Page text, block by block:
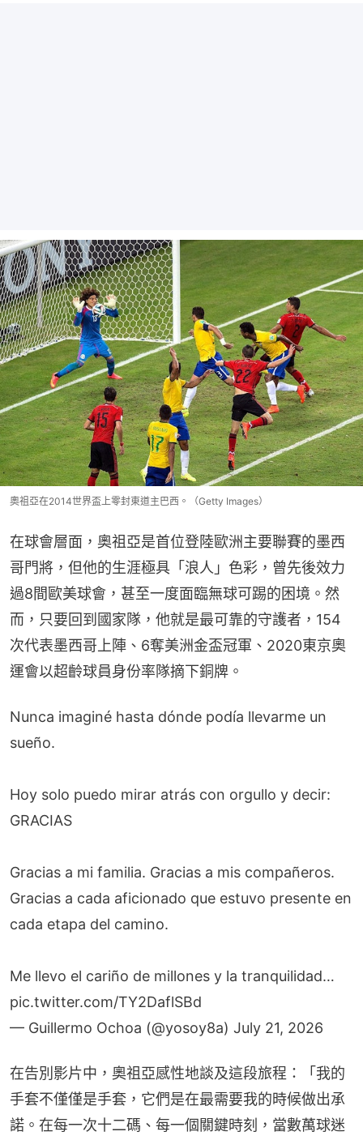
奧祖亞在2014世界盃上零封東道主巴西。（Getty Images）
在球會層面，奧祖亞是首位登陸歐洲主要聯賽的墨西
哥門將，但他的生涯極具「浪人」色彩，曾先後效力
過8間歐美球會，甚至一度面臨無球可踢的困境。然
而，只要回到國家隊，他就是最可靠的守護者，154
次代表墨西哥上陣、6奪美洲金盃冠軍、2020東京奧
運會以超齡球員身份率隊摘下銅牌。
Nunca imaginé hasta dónde podía llevarme un
sueño.
Hoy solo puedo mirar atrás con orgullo y decir:
GRACIAS
Gracias a mi familia. Gracias a mis compañeros.
Gracias a cada aficionado que estuvo presente en
cada etapa del camino.
Me llevo el cariño de millones y la tranquilidad…
pic.twitter.com/TY2DaflSBd
— Guillermo Ochoa (@yosoy8a) July 21, 2026
在告別影片中，奧祖亞感性地談及這段旅程：「我的
手套不僅僅是手套，它們是在最需要我的時候做出承
諾。在每一次十二碼、每一個關鍵時刻，當數萬球迷